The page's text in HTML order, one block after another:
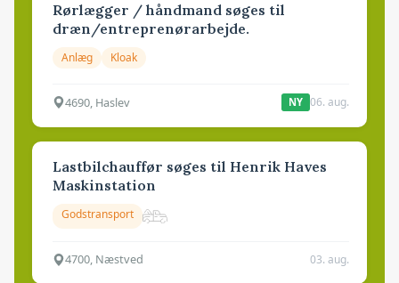
Rørlægger / håndmand søges til
dræn/entreprenørarbejde.
Anlæg Kloak
4690, Haslev NY 06. aug.
Lastbilchauffør søges til Henrik Haves
Maskinstation
Godstransport
4700, Næstved 03. aug.